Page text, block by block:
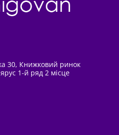
30, Книжковий ринок
1-й ряд 2 місце